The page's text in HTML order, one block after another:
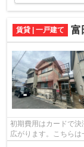
賃貸 | 一戸建て 富
初期費用はカードで
広がります。こちら